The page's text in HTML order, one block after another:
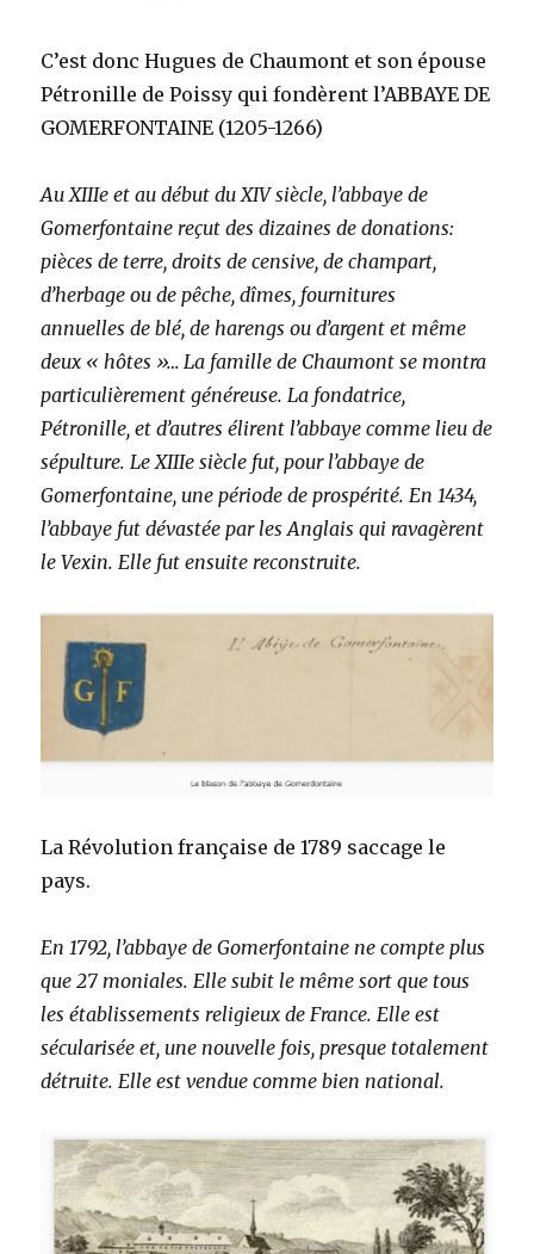
C’est donc Hugues de Chaumont et son épouse
Pétronille de Poissy qui fondèrent l’ABBAYE DE
GOMERFONTAINE (1205-1266)
Au XIIIe et au début du XIV siècle, l’abbaye de
Gomerfontaine reçut des dizaines de donations:
pièces de terre, droits de censive, de champart,
d’herbage ou de pêche, dîmes, fournitures
annuelles de blé, de harengs ou d’argent et même
deux « hôtes »… La famille de Chaumont se montra
particulièrement généreuse. La fondatrice,
Pétronille, et d’autres élirent l’abbaye comme lieu de
sépulture. Le XIIIe siècle fut, pour l’abbaye de
Gomerfontaine, une période de prospérité. En 1434,
l’abbaye fut dévastée par les Anglais qui ravagèrent
le Vexin. Elle fut ensuite reconstruite.
La Révolution française de 1789 saccage le
pays.
En 1792, l’abbaye de Gomerfontaine ne compte plus
que 27 moniales. Elle subit le même sort que tous
les établissements religieux de France. Elle est
sécularisée et, une nouvelle fois, presque totalement
détruite. Elle est vendue comme bien national.